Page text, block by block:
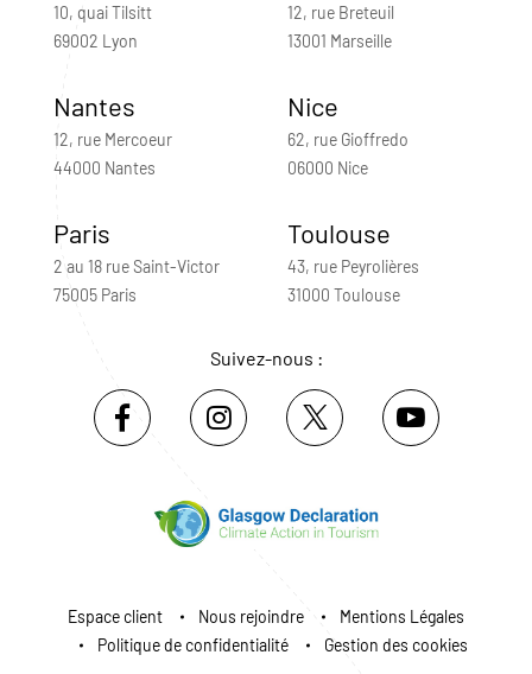
10, quai Tilsitt
69002 Lyon
12, rue Breteuil
13001 Marseille
Nantes
12, rue Mercoeur
44000 Nantes
Nice
62, rue Gioffredo
06000 Nice
Paris
2 au 18 rue Saint-Victor
75005 Paris
Toulouse
43, rue Peyrolières
31000 Toulouse
Suivez-nous :
Espace client Nous rejoindre
Mentions Légales
Politique de confidentialité
Gestion des cookies